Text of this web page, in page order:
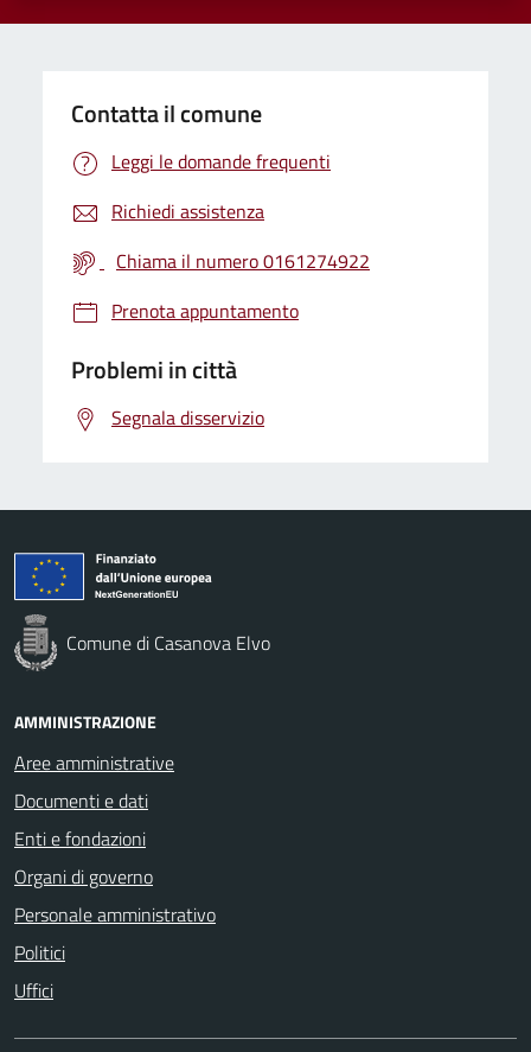
Contatta il comune
Leggi le domande frequenti
Richiedi assistenza
Chiama il numero 0161274922
Prenota appuntamento
Problemi in città
Segnala disservizio
Comune di Casanova Elvo
AMMINISTRAZIONE
Aree amministrative
Documenti e dati
Enti e fondazioni
Organi di governo
Personale amministrativo
Politici
Uffici